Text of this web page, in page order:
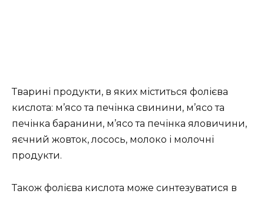
Тварині продукти, в яких міститься фолієва
кислота: м’ясо та печінка свинини, м’ясо та
печінка баранини, м’ясо та печінка яловичини,
яєчний жовток, лосось, молоко і молочні
продукти.
Також фолієва кислота може синтезуватися в